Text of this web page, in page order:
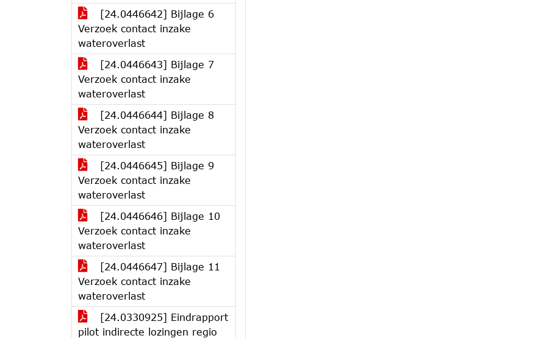
[24.0446642] Bijlage 6
Verzoek contact inzake
wateroverlast
[24.0446643] Bijlage 7
Verzoek contact inzake
wateroverlast
[24.0446644] Bijlage 8
Verzoek contact inzake
wateroverlast
[24.0446645] Bijlage 9
Verzoek contact inzake
wateroverlast
[24.0446646] Bijlage 10
Verzoek contact inzake
wateroverlast
[24.0446647] Bijlage 11
Verzoek contact inzake
wateroverlast
[24.0330925] Eindrapport
pilot indirecte lozingen regio